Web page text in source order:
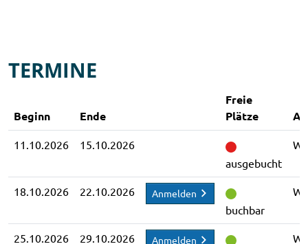
TERMINE
Beginn Ende
Freie
Plätze
11.10.2026
15.10.2026
ausgebucht
18.10.2026 22.10.2026 Anmelden
buchbar
25.10.2026 29.10.2026 Anmelden